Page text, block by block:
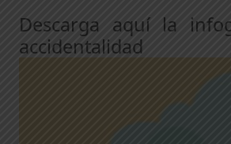
Descarga aquí la